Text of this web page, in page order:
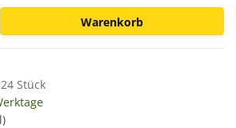
Warenkorb
Stück
)